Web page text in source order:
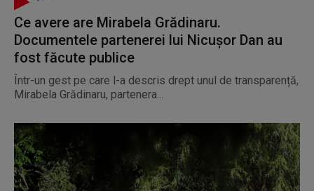
Ce avere are Mirabela Grădinaru.
Documentele partenerei lui Nicușor Dan au
fost făcute publice
Într-un gest pe care l-a descris drept unul de transparență,
Mirabela Grădinaru, partenera...